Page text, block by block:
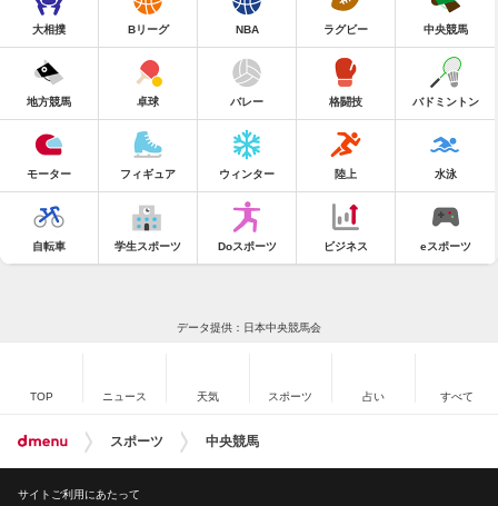
大相撲 Bリーグ NBA ラグビー 中央競馬
地方競馬 卓球 バレー 格闘技 バドミントン
モーター フィギュア ウィンター 陸上 水泳
自転車 学生スポーツ Doスポーツ ビジネス eスポーツ
データ提供：日本中央競馬会
TOP ニュース 天気 スポーツ 占い すべて
スポーツ 中央競馬
サイトご利用にあたって